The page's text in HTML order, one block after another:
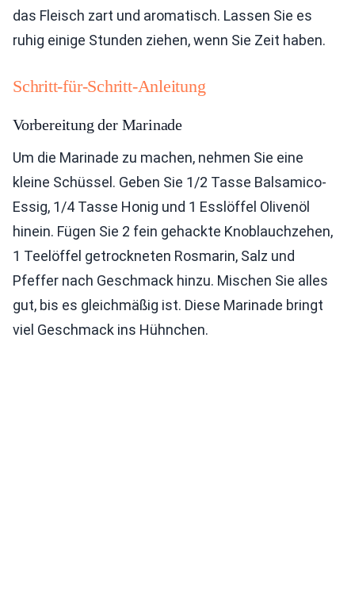
das Fleisch zart und aromatisch. Lassen Sie es
ruhig einige Stunden ziehen, wenn Sie Zeit haben.
Schritt-für-Schritt-Anleitung
Vorbereitung der Marinade
Um die Marinade zu machen, nehmen Sie eine
kleine Schüssel. Geben Sie 1/2 Tasse Balsamico-
Essig, 1/4 Tasse Honig und 1 Esslöffel Olivenöl
hinein. Fügen Sie 2 fein gehackte Knoblauchzehen,
1 Teelöffel getrockneten Rosmarin, Salz und
Pfeffer nach Geschmack hinzu. Mischen Sie alles
gut, bis es gleichmäßig ist. Diese Marinade bringt
viel Geschmack ins Hühnchen.